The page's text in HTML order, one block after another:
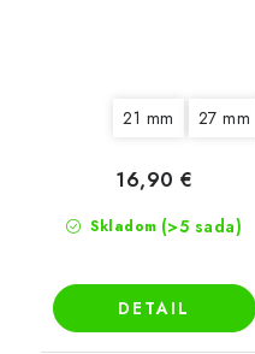
21 mm 27 mm
Skladom (>5 sada)
16,90 €
DETAIL